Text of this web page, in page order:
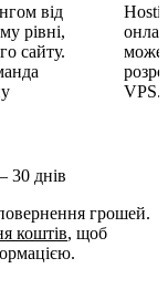
від
рівні,
сайту.
може
VPS.
30 днів
грошей.
коштів, щоб